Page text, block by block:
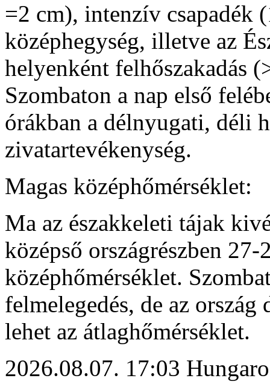
=2 cm), intenzív csapadék
középhegység, illetve az
helyenként felhőszakadás
Szombaton a nap első
órákban a délnyugati, déli
zivatartevékenység.
Magas középhőmérséklet:
Ma az északkeleti tájak
középső országrészben
középhőmérséklet.
felmelegedés, de az
lehet az átlaghőmérséklet.
2026.08.07. 17:03